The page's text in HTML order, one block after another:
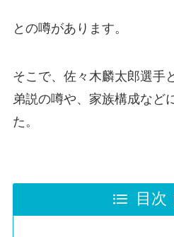
との噂があります。
そこで、佐々木麟太郎選手
弟説の噂や、家族構成など
た。
目次